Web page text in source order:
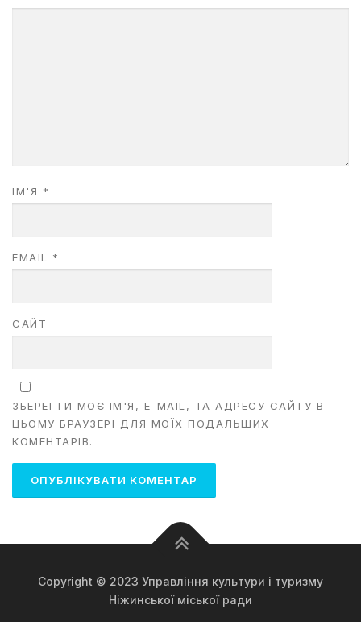
ІМ'Я *
EMAIL *
САЙТ
ЗБЕРЕГТИ МОЄ ІМ'Я, E-MAIL, ТА АДРЕСУ САЙТУ В
ЦЬОМУ БРАУЗЕРІ ДЛЯ МОЇХ ПОДАЛЬШИХ
КОМЕНТАРІВ.
Copyright © 2023 Управління культури і туризму
Ніжинської міської ради